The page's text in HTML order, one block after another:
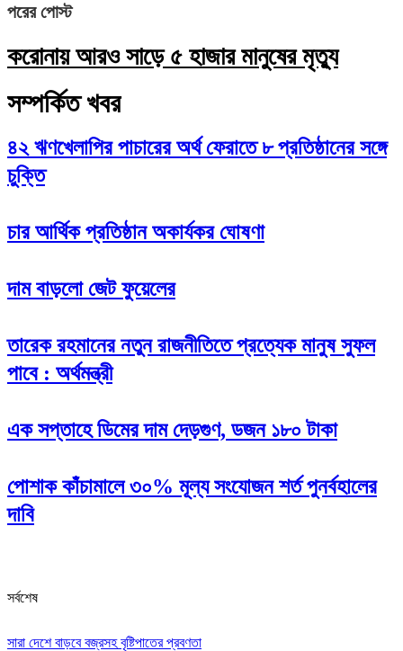
পরের পোস্ট
করোনায় আরও সাড়ে ৫ হাজার মানুষের মৃত্যু
সম্পর্কিত খবর
৪২ ঋণখেলাপির পাচারের অর্থ ফেরাতে ৮ প্রতিষ্ঠানের সঙ্গে
চুক্তি
চার আর্থিক প্রতিষ্ঠান অকার্যকর ঘোষণা
দাম বাড়লো জেট ফুয়েলের
তারেক রহমানের নতুন রাজনীতিতে প্রত্যেক মানুষ সুফল
পাবে : অর্থমন্ত্রী
এক সপ্তাহে ডিমের দাম দেড়গুণ, ডজন ১৮০ টাকা
পোশাক কাঁচামালে ৩০% মূল্য সংযোজন শর্ত পুনর্বহালের
দাবি
সর্বশেষ
সারা দেশে বাড়বে বজ্রসহ বৃষ্টিপাতের প্রবণতা